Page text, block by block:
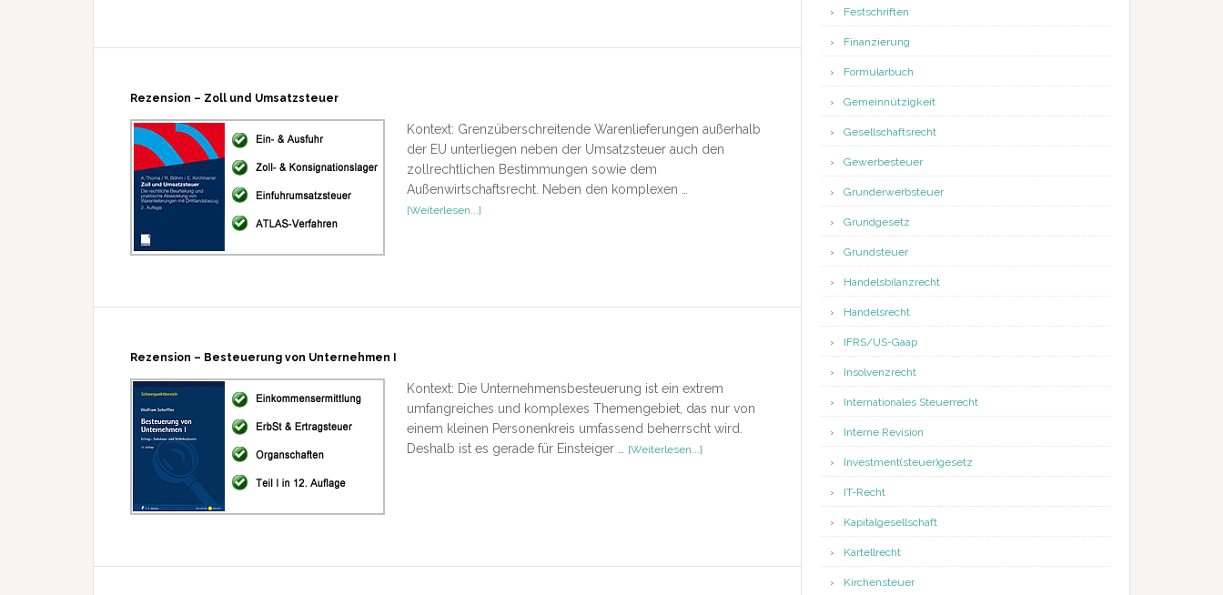
Rezension – Zoll und Umsatzsteuer
Kontext: Grenzüberschreitende Warenlieferungen außerhalb
der EU unterliegen neben der Umsatzsteuer auch den
zollrechtlichen Bestimmungen sowie dem
Außenwirtschaftsrecht. Neben den komplexen …
[Weiterlesen...]
Rezension – Besteuerung von Unternehmen I
Kontext: Die Unternehmensbesteuerung ist ein extrem
umfangreiches und komplexes Themengebiet, das nur von
einem kleinen Personenkreis umfassend beherrscht wird.
Deshalb ist es gerade für Einsteiger …
[Weiterlesen...]
Festschriften
Finanzierung
Formularbuch
Gemeinnützigkeit
Gesellschaftsrecht
Gewerbesteuer
Grunderwerbsteuer
Grundgesetz
Grundsteuer
Handelsbilanzrecht
Handelsrecht
IFRS/US-Gaap
Insolvenzrecht
Internationales Steuerrecht
Interne Revision
Investment(steuer)gesetz
IT-Recht
Kapitalgesellschaft
Kartellrecht
Kirchensteuer